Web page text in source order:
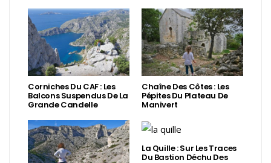
Corniches Du CAF : Les
Balcons Suspendus De La
Grande Candelle
Chaîne Des Côtes : Les
Pépites Du Plateau De
Manivert
La Quille : Sur Les Traces
Du Bastion Déchu Des